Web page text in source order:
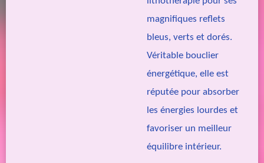
magnifiques reflets
bleus, verts et dorés.
Véritable bouclier
énergétique, elle est
réputée pour absorber
les énergies lourdes et
favoriser un meilleur
équilibre intérieur.